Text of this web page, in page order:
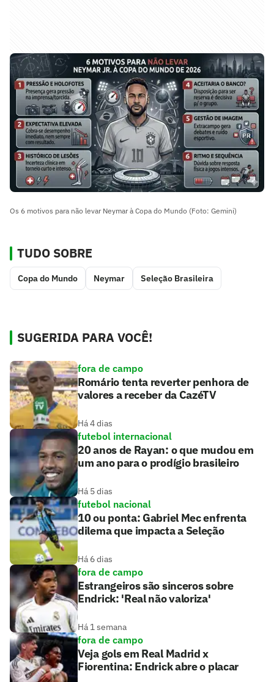
Os 6 motivos para não levar Neymar à Copa do Mundo (Foto: Gemini)
TUDO SOBRE
Copa do Mundo Neymar Seleção Brasileira
SUGERIDA PARA VOCÊ!
fora de campo
Romário tenta reverter penhora de
valores a receber da CazéTV
Há 4 dias
futebol internacional
20 anos de Rayan: o que mudou em
um ano para o prodígio brasileiro
Há 5 dias
futebol nacional
10 ou ponta: Gabriel Mec enfrenta
dilema que impacta a Seleção
Há 6 dias
fora de campo
Estrangeiros são sinceros sobre
Endrick: 'Real não valoriza'
Há 1 semana
fora de campo
Veja gols em Real Madrid x
Fiorentina: Endrick abre o placar